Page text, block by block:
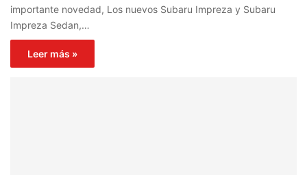
importante novedad, Los nuevos Subaru Impreza y Subaru
Impreza Sedan,…
Leer más »